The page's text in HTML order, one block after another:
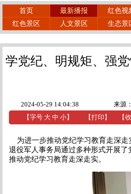
首页 最新播报 红色视
红色景区
人文景区 生态景
学党纪、明规矩、强
2024-05-29 14:04:38 来源：
【字号 大 中 小】 【打印 】 【
为进一步推动党纪学习教育走深走
退役军人事务局通过多种形式开展
推动党纪学习教育走深走实。